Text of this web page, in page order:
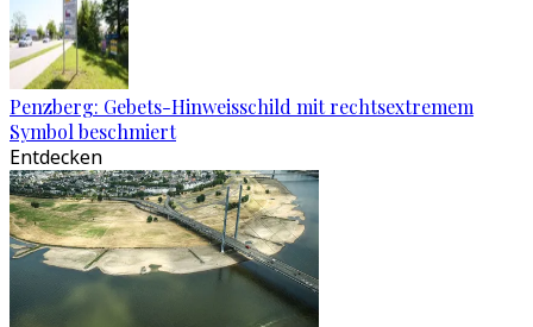
Penzberg: Gebets-Hinweisschild mit rechtsextremem
Symbol beschmiert
Entdecken